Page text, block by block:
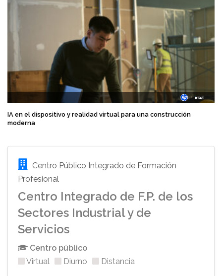
IA en el dispositivo y realidad virtual para una construcción
moderna
Centro Público Integrado de Formación
Profesional
Centro Integrado de F.P. de los
Sectores Industrial y de
Servicios
Centro público
Virtual
Diurno Distancia